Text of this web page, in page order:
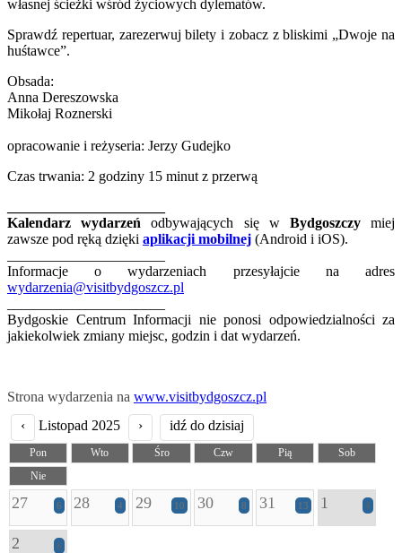
własnej ścieżki wśród życiowych dylematów.
Sprawdź repertuar, zarezerwuj bilety i zobacz z bliskimi „Dwoje na
huśtawce”.
Obsada:
Anna Dereszowska
Mikołaj Roznerski
opracowanie i reżyseria: Jerzy Gudejko
Czas trwania: 2 godziny 15 minut z przerwą
Kalendarz wydarzeń odbywających się w Bydgoszczymiej
zawsze pod ręką dzięki aplikacji mobilnej (Android i iOS).
Informacje o wydarzeniach przesyłajcie na adres
wydarzenia@visitbydgoszcz.pl
Bydgoskie Centrum Informacji nie ponosi odpowiedzialności za
jakiekolwiek zmiany miejsc, godzin i dat wydarzeń.
Strona wydarzenia na www.visitbydgoszcz.pl
‹
Listopad 2025 › idź do dzisiaj
Pon Wto Śro Czw Pią
Sob
Nie
27 6 28 4 29 10 30 8 31 13 1 4
2 6